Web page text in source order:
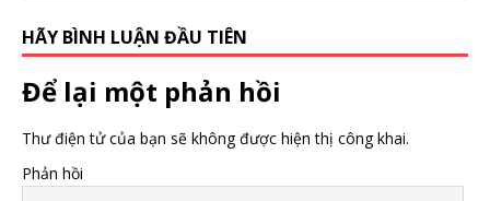
HÃY BÌNH LUẬN ĐẦU TIÊN
Để lại một phản hồi
Thư điện tử của bạn sẽ không được hiện thị công khai.
Phản hồi